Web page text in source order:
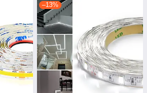
–13%